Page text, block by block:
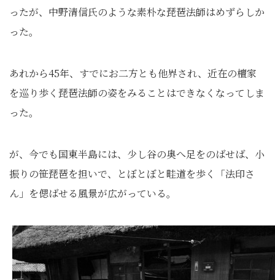
ったが、中野清信氏のような素朴な琵琶法師はめずらしか
った。
あれから45年、すでにお二方とも他界され、近在の檀家
を巡り歩く琵琶法師の姿をみることはできなくなってしま
った。
が、今でも国東半島には、少し谷の奥へ足をのばせば、小
振りの笹琵琶を担いで、とぼとぼと畦道を歩く「法印さ
ん」を偲ばせる風景が広がっている。